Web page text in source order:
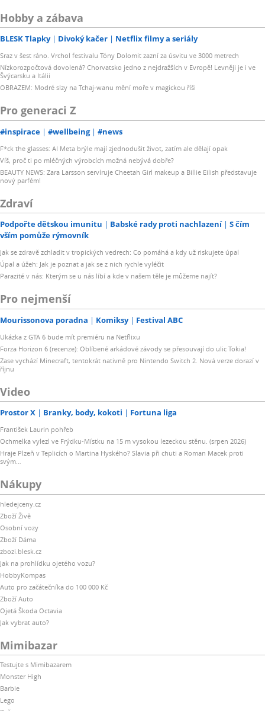
Hobby a zábava
BLESK Tlapky Divoký kačer Netflix filmy a seriály
Sraz v šest ráno. Vrchol festivalu Tóny Dolomit zazní za úsvitu ve 3000 metrech
Nízkorozpočtová dovolená? Chorvatsko jedno z nejdražších v Evropě! Levněji je i ve
Švýcarsku a Itálii
OBRAZEM: Modré slzy na Tchaj-wanu mění moře v magickou říši
Pro generaci Z
#inspirace #wellbeing #news
F*ck the glasses: AI Meta brýle mají zjednodušit život, zatím ale dělají opak
Víš, proč ti po mléčných výrobcích možná nebývá dobře?
BEAUTY NEWS: Zara Larsson servíruje Cheetah Girl makeup a Billie Eilish představuje
nový parfém!
Zdraví
Podpořte dětskou imunitu Babské rady proti nachlazení
S čím
vším pomůže rýmovník
Jak se zdravě zchladit v tropických vedrech: Co pomáhá a kdy už riskujete úpal
Úpal a úžeh: Jak je poznat a jak se z nich rychle vyléčit
Parazité v nás: Kterým se u nás líbí a kde v našem těle je můžeme najít?
Pro nejmenší
Mourissonova poradna Komiksy Festival ABC
Ukázka z GTA 6 bude mít premiéru na Netflixu
Forza Horizon 6 (recenze): Oblíbené arkádové závody se přesouvají do ulic Tokia!
Zase vychází Minecraft, tentokrát nativně pro Nintendo Switch 2. Nová verze dorazí v
říjnu
Video
Prostor X Branky, body, kokoti Fortuna liga
František Laurin pohřeb
Ochmelka vylezl ve Frýdku-Místku na 15 m vysokou lezeckou stěnu. (srpen 2026)
Hraje Plzeň v Teplicích o Martina Hyského? Slavia při chuti a Roman Macek proti
svým…
Nákupy
hledejceny.cz
Zboží Živě
Osobní vozy
Zboží Dáma
zbozi.blesk.cz
Jak na prohlídku ojetého vozu?
HobbyKompas
Auto pro začátečníka do 100 000 Kč
Zboží Auto
Ojetá Škoda Octavia
Jak vybrat auto?
Mimibazar
Testujte s Mimibazarem
Monster High
Barbie
Lego